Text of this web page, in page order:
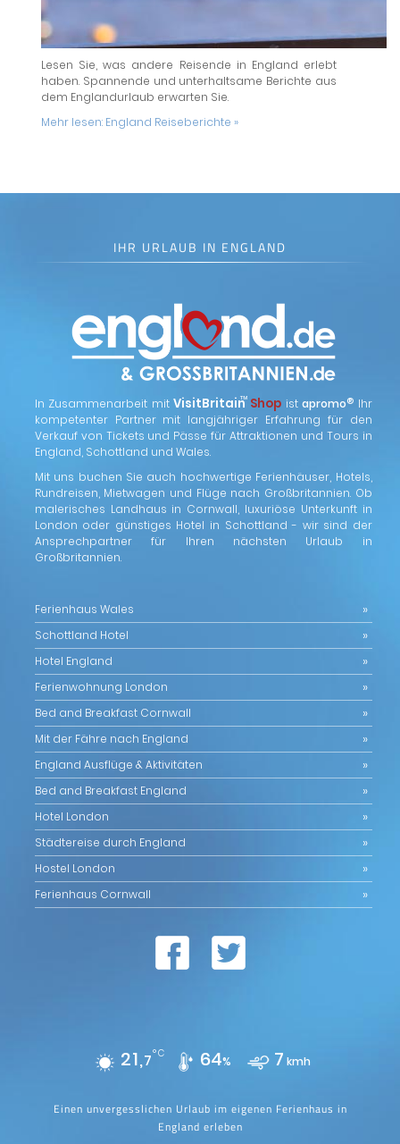
Lesen Sie, was andere Reisende in England erlebt
haben. Spannende und unterhaltsame Berichte aus
dem Englandurlaub erwarten Sie.
Mehr lesen: England Reiseberichte »
IHR URLAUB IN ENGLAND
In Zusammenarbeit mitVisitBritain
™ Shop istapromo® Ihr
kompetenter Partner mit langjähriger Erfahrung für den
Verkauf von Tickets und Pässe für Attraktionen und Tours in
England, Schottland und Wales.
Mit uns buchen Sie auch hochwertige Ferienhäuser, Hotels,
Rundreisen, Mietwagen und Flüge nach Großbritannien. Ob
malerisches Landhaus in Cornwall, luxuriöse Unterkunft in
London oder günstiges Hotel in Schottland - wir sind der
Ansprechpartner für Ihren nächsten Urlaub in
Großbritannien.
Ferienhaus Wales
Schottland Hotel
Hotel England
Ferienwohnung London
Bed and Breakfast Cornwall
Mit der Fähre nach England
England Ausflüge & Aktivitäten
Bed and Breakfast England
Hotel London
Städtereise durch England
Hostel London
Ferienhaus Cornwall
21,7°C 64% 7 kmh
Einen unvergesslichen Urlaub im eigenen Ferienhaus in
England erleben